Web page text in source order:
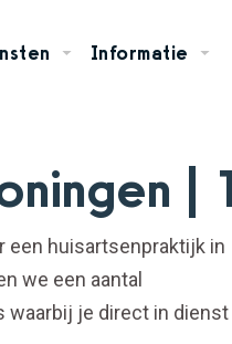
Informatie
|
een huisartsenpraktijk in
we een aantal
waarbij je direct in dienst